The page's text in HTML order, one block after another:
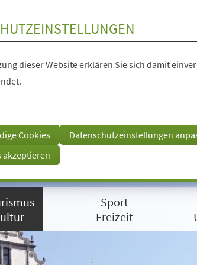
dieser Website erklären Sie sich damit
Cookies
Datenschutzeinstellungen
akzeptieren
Sport
Freizeit